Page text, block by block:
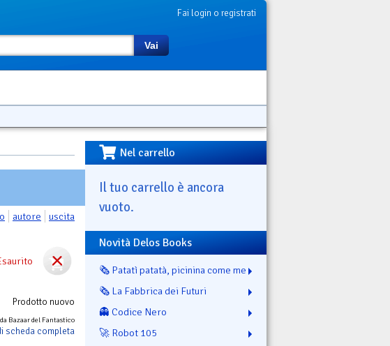
Fai login o registrati
Vai
autore uscita
Prodotto nuovo
Bazaar del Fantastico
scheda completa
Nel carrello
Il tuo carrello è ancora
vuoto.
Novità Delos Books
🗞️ Patatì patatà, picinina come me
🗞️ La Fabbrica dei Futuri
👻 Codice Nero
🚀 Robot 105